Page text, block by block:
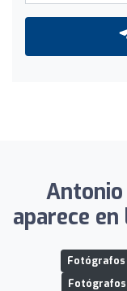
aparece
Fotógrafos
Fotógrafos